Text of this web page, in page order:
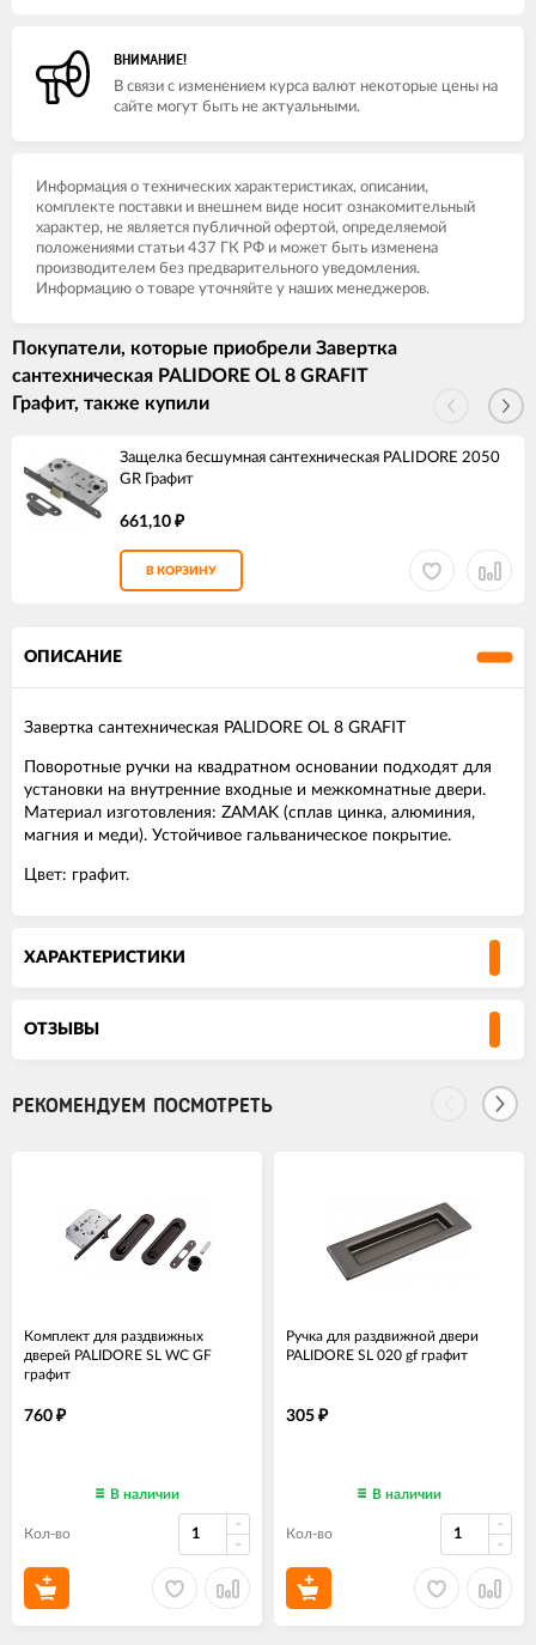
ВНИМАНИЕ!
В связи с изменением курса валют некоторые цены на
сайте могут быть не актуальными.
Информация о технических характеристиках, описании,
комплекте поставки и внешнем виде носит ознакомительный
характер, не является публичной офертой, определяемой
положениями статьи 437 ГК РФ и может быть изменена
производителем без предварительного уведомления.
Информацию о товаре уточняйте у наших менеджеров.
Покупатели, которые приобрели Завертка
сантехническая PALIDORE OL 8 GRAFIT
Графит, также купили
Защелка бесшумная сантехническая PALIDORE 2050
GR Графит
661,10 ₽
В КОРЗИНУ
ОПИСАНИЕ
Завертка сантехническая PALIDORE OL 8 GRAFIT
Поворотные ручки на квадратном основании подходят для
установки на внутренние входные и межкомнатные двери.
Материал изготовления: ZAMAK (сплав цинка, алюминия,
магния и меди). Устойчивое гальваническое покрытие.
Цвет: графит.
ХАРАКТЕРИСТИКИ
ОТЗЫВЫ
РЕКОМЕНДУЕМ ПОСМОТРЕТЬ
Комплект для раздвижных
дверей PALIDORE SL WC GF
графит
760 ₽
В наличии
Кол-во
Ручка для раздвижной двери
PALIDORE SL 020 gf графит
305 ₽
В наличии
Кол-во